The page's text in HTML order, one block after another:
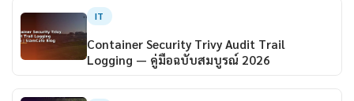
IT
Container Security Trivy Audit Trail
Logging — คู่มือฉบับสมบูรณ์ 2026